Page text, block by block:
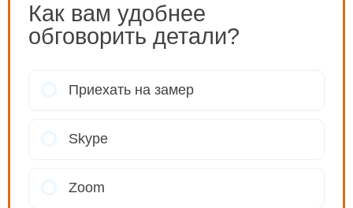
Как вам удобнее
обговорить детали?
Приехать на замер
Skype
Zoom